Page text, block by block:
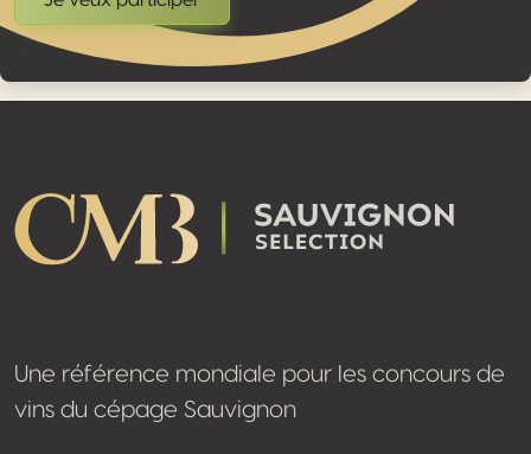
Une référence mondiale pour les concours de
vins du cépage Sauvignon